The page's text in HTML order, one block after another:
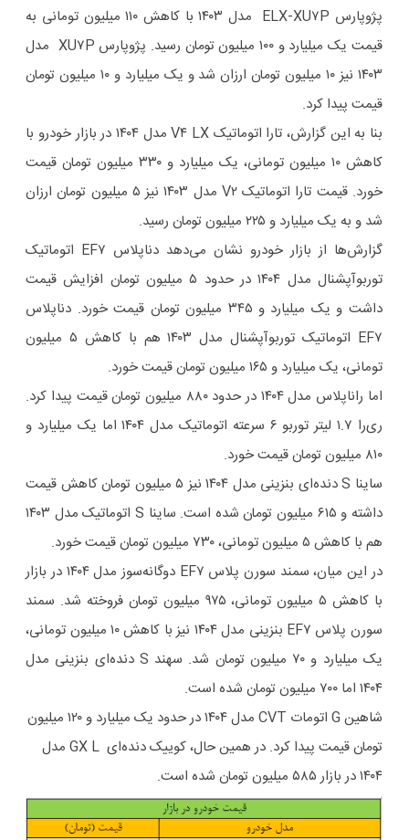
پژوپارس ELX-XU۷P مدل ۱۴۰۳ با کاهش ۱۱۰ میلیون تومانی به
قیمت یک میلیارد و ۱۰۰ میلیون تومان رسید. پژوپارس XU۷P مدل
۱۴۰۳ نیز ۱۰ میلیون تومان ارزان شد و یک میلیارد و ۱۰ میلیون تومان
قیمت پیدا کرد.
بنا به این گزارش، تارا اتوماتیک V۴ LX مدل ۱۴۰۴ در بازار خودرو با
کاهش ۱۰ میلیون تومانی، یک میلیارد و ۳۳۰ میلیون تومان قیمت
خورد. قیمت تارا اتوماتیک V۲ مدل ۱۴۰۳ نیز ۵ میلیون تومان ارزان
شد و به یک میلیارد و ۲۲۵ میلیون تومان رسید.
گزارش‌ها از بازار خودرو نشان می‌دهد دناپلاس EF۷ اتوماتیک
توربوآپشنال مدل ۱۴۰۴ در حدود ۵ میلیون تومان افزایش قیمت
داشت و یک میلیارد و ۳۴۵ میلیون تومان قیمت خورد. دناپلاس
EF۷ اتوماتیک توربوآپشنال مدل ۱۴۰۳ هم با کاهش ۵ میلیون
تومانی، یک میلیارد و ۱۶۵ میلیون تومان قیمت خورد.
اما راناپلاس مدل ۱۴۰۴ در حدود ۸۸۰ میلیون تومان قیمت پیدا کرد.
ری‌را ۱.۷ لیتر توربو ۶ سرعته اتوماتیک مدل ۱۴۰۴ اما یک میلیارد و
۸۱۰ میلیون تومان قیمت خورد.
ساینا S دنده‌ای بنزینی مدل ۱۴۰۴ نیز ۵ میلیون تومان کاهش قیمت
داشته و ۶۱۵ میلیون تومان شده است. ساینا S اتوماتیک مدل ۱۴۰۳
هم با کاهش ۵ میلیون تومانی، ۷۳۰ میلیون تومان قیمت خورد.
در این میان، سمند سورن پلاس EF۷ دوگانه‌سوز مدل ۱۴۰۴ در بازار
با کاهش ۵ میلیون تومانی، ۹۷۵ میلیون تومان فروخته شد. سمند
سورن پلاس EF۷ بنزینی مدل ۱۴۰۴ نیز با کاهش ۱۰ میلیون تومانی،
یک میلیارد و ۷۰ میلیون تومان شد. سهند S دنده‌ای بنزینی مدل
۱۴۰۴ اما ۷۰۰ میلیون تومان شده است.
شاهین G اتومات CVT مدل ۱۴۰۴ در حدود یک میلیارد و ۱۲۰ میلیون
تومان قیمت پیدا کرد. در همین حال، کوییک دنده‌ای GX L مدل
۱۴۰۴ در بازار ۵۸۵ میلیون تومان شده است.